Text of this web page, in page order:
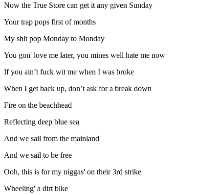
Now the True Store can get it any given Sunday
Your trap pops first of months
My shit pop Monday to Monday
You gon' love me later, you mines well hate me now
If you ain’t fuck wit me when I was broke
When I get back up, don’t ask for a break down
Fire on the beachhead
Reflecting deep blue sea
And we sail from the mainland
And we sail to be free
Ooh, this is for my niggas' on their 3rd strike
Wheeling' a dirt bike